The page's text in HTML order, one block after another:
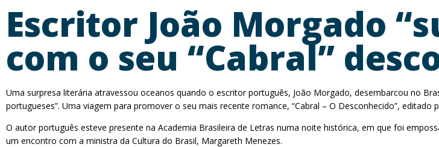
Escritor João Morgado
com o seu “Cabral”
Uma surpresa literária atravessou oceanos quando o escritor português, João Morgado, desembarcou no
portugueses”. Uma viagem para promover o seu mais recente romance, “Cabral – O Desconhecido”, editado
O autor português esteve presente na Academia Brasileira de Letras numa noite histórica, em que foi
um encontro com a ministra da Cultura do Brasil, Margareth Menezes.